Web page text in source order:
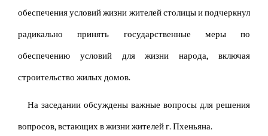
обеспечения условий жизни жителей столицы и подчеркнул
радикально принять государственные меры по
обеспечению условий для жизни народа, включая
строительство жилых домов.
На заседании обсуждены важные вопросы для решения
вопросов, встающих в жизни жителей г. Пхеньяна.